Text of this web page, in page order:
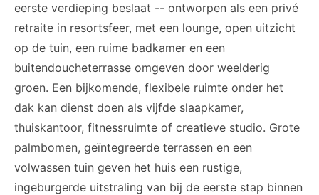
eerste verdieping beslaat -- ontworpen als een privé
retraite in resortsfeer, met een lounge, open uitzicht
op de tuin, een ruime badkamer en een
buitendoucheterrasse omgeven door weelderig
groen. Een bijkomende, flexibele ruimte onder het
dak kan dienst doen als vijfde slaapkamer,
thuiskantoor, fitnessruimte of creatieve studio. Grote
palmbomen, geïntegreerde terrassen en een
volwassen tuin geven het huis een rustige,
ingeburgerde uitstraling van bij de eerste stap binnen